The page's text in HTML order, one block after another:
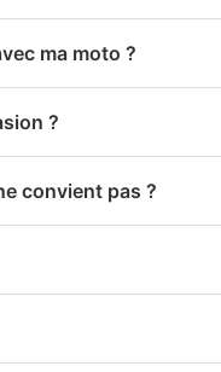
ma moto ?
?
convient pas ?